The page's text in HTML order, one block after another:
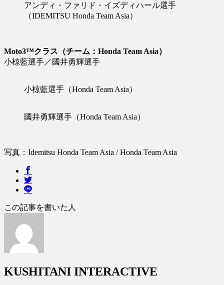
アンディ・ファリド・イズディハール選手
（IDEMITSU Honda Team Asia）
Moto3™クラス（チーム：Honda Team Asia）
小椋藍選手／國井勇輝選手
小椋藍選手（Honda Team Asia）
國井勇輝選手（Honda Team Asia）
写真：Idemitsu Honda Team Asia / Honda Team Asia
この記事を書いた人
KUSHITANI INTERACTIVE